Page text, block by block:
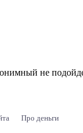
не
Про деньги